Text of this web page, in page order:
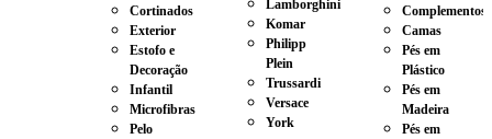
Cortinados
Exterior
Estofo e
Decoração
Infantil
Microfibras
Pelo
Lamborghini
Komar
Philipp
Plein
Trussardi
Versace
York
Complementos
Camas
Pés em
Plástico
Pés em
Madeira
Pés em